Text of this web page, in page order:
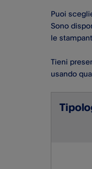
Puoi
Sono
le
Tieni
usando